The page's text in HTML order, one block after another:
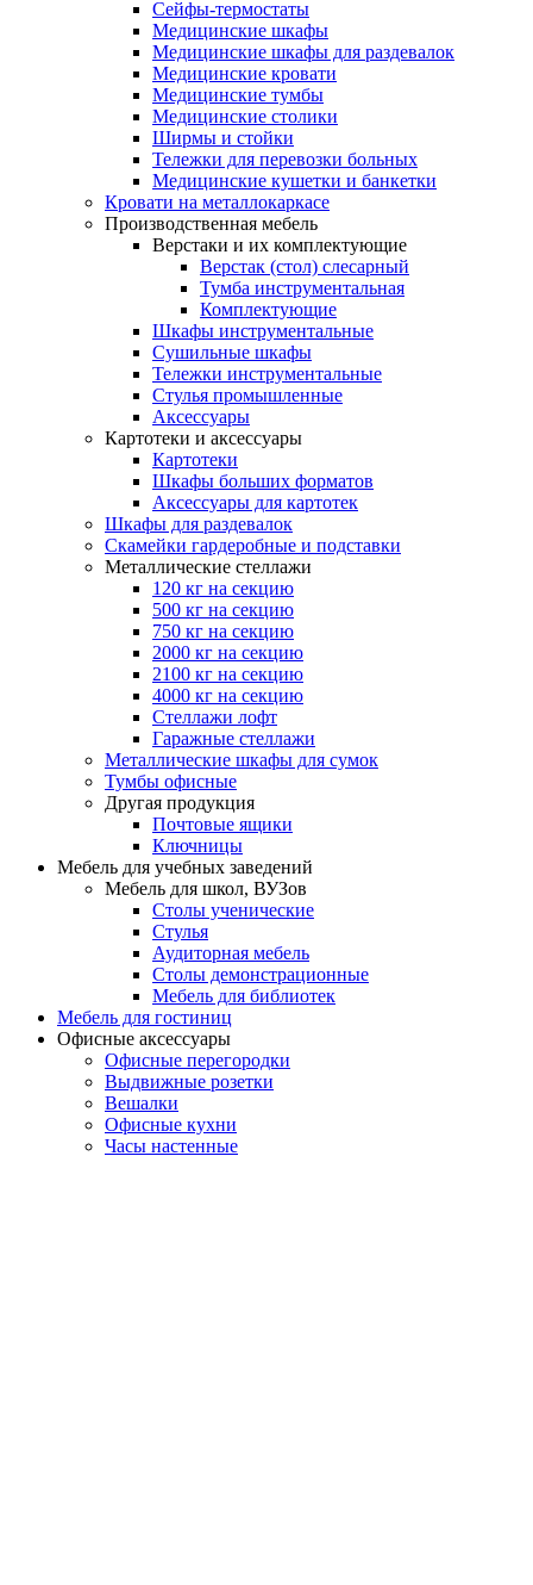
Сейфы-термостаты
Медицинские шкафы
Медицинские шкафы для раздевалок
Медицинские кровати
Медицинские тумбы
Медицинские столики
Ширмы и стойки
Тележки для перевозки больных
Медицинские кушетки и банкетки
Кровати на металлокаркасе
Производственная мебель
Верстаки и их комплектующие
Верстак (стол) слесарный
Тумба инструментальная
Комплектующие
Шкафы инструментальные
Сушильные шкафы
Тележки инструментальные
Стулья промышленные
Аксессуары
Картотеки и аксессуары
Картотеки
Шкафы больших форматов
Аксессуары для картотек
Шкафы для раздевалок
Скамейки гардеробные и подставки
Металлические стеллажи
120 кг на секцию
500 кг на секцию
750 кг на секцию
2000 кг на секцию
2100 кг на секцию
4000 кг на секцию
Стеллажи лофт
Гаражные стеллажи
Металлические шкафы для сумок
Тумбы офисные
Другая продукция
Почтовые ящики
Ключницы
Мебель для учебных заведений
Мебель для школ, ВУЗов
Столы ученические
Стулья
Аудиторная мебель
Столы демонстрационные
Мебель для библиотек
Мебель для гостиниц
Офисные аксессуары
Офисные перегородки
Выдвижные розетки
Вешалки
Офисные кухни
Часы настенные